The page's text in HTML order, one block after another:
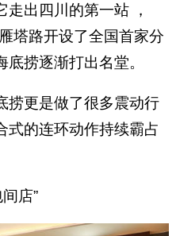
出四川的第一站 ，
塔路开设了全国首家分
捞逐渐打出名堂。
捞更是做了很多震动行
式的连环动作持续霸占
店”